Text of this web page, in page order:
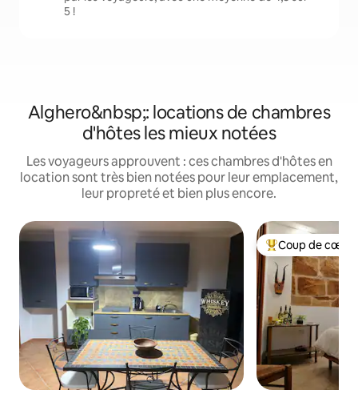
5 !
Alghero&nbsp;: locations de chambres
d'hôtes les mieux notées
Les voyageurs approuvent : ces chambres d'hôtes en
location sont très bien notées pour leur emplacement,
leur propreté et bien plus encore.
Coups de cœur
Coup de cœur